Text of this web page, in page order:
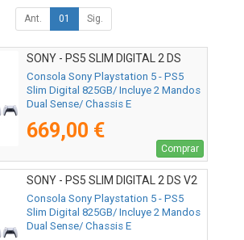
Ant. 01 Sig.
SONY - PS5 SLIM DIGITAL 2 DS
Consola Sony Playstation 5 - PS5
Slim Digital 825GB/ Incluye 2 Mandos
Dual Sense/ Chassis E
669,00 €
Comprar
SONY - PS5 SLIM DIGITAL 2 DS V2
Consola Sony Playstation 5 - PS5
Slim Digital 825GB/ Incluye 2 Mandos
Dual Sense/ Chassis E